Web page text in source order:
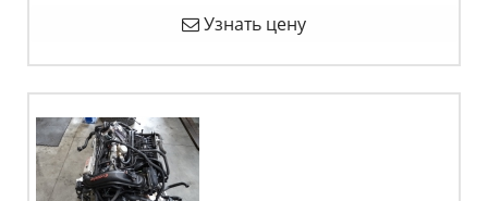
Узнать цену